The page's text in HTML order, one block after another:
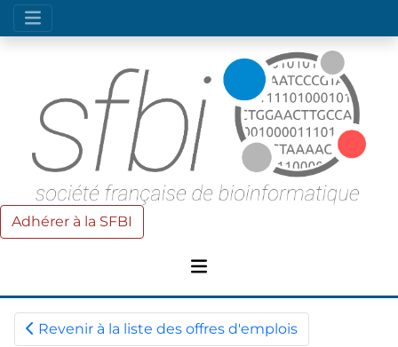
Adhérer à la SFBI
Revenir à la liste des offres d'emplois